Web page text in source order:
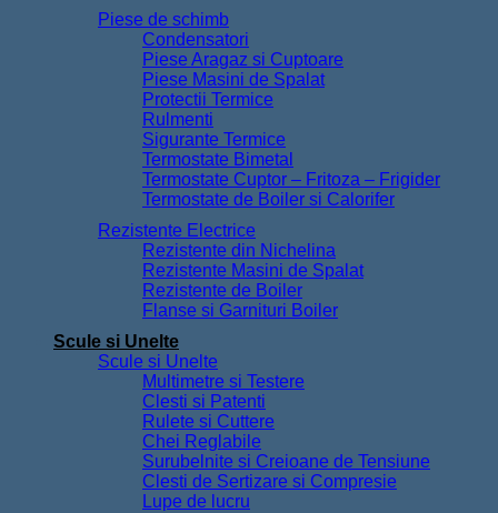
Piese de schimb
Condensatori
Piese Aragaz si Cuptoare
Piese Masini de Spalat
Protectii Termice
Rulmenti
Sigurante Termice
Termostate Bimetal
Termostate Cuptor – Fritoza – Frigider
Termostate de Boiler si Calorifer
Rezistente Electrice
Rezistente din Nichelina
Rezistente Masini de Spalat
Rezistente de Boiler
Flanse si Garnituri Boiler
Scule si Unelte
Scule si Unelte
Multimetre si Testere
Clesti si Patenti
Rulete si Cuttere
Chei Reglabile
Surubelnite si Creioane de Tensiune
Clesti de Sertizare si Compresie
Lupe de lucru